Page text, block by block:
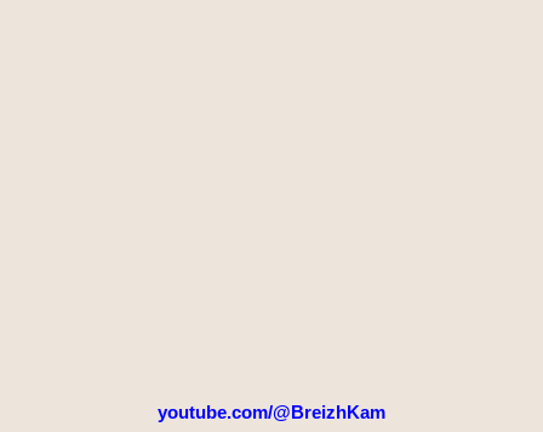
youtube.com/@BreizhKam